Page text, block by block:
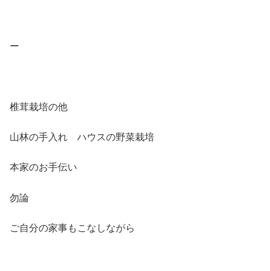
ー
椎茸栽培の他
山林の手入れ ハウスの野菜栽培
本家のお手伝い
勿論
ご自分の家事もこなしながら